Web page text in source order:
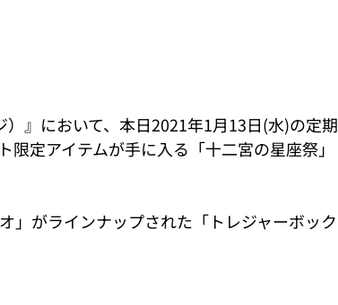
』において、本日2021年1月13日(水)の定期
定アイテムが手に入る「十二宮の星座祭」
がラインナップされた「トレジャーボック